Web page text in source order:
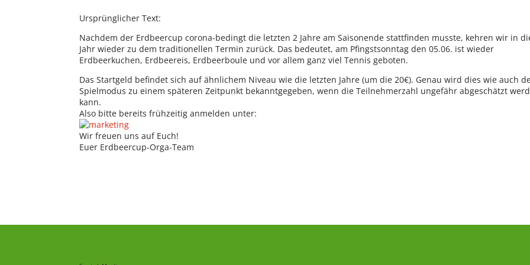
Ursprünglicher Text:
Nachdem der Erdbeercup corona-bedingt die letzten 2 Jahre am Saisonende stattfinden musste, kehren wir in
Jahr wieder zu dem traditionellen Termin zurück. Das bedeutet, am Pfingstsonntag den 05.06. ist wieder
Erdbeerkuchen, Erdbeereis, Erdbeerboule und vor allem ganz viel Tennis geboten.
Das Startgeld befindet sich auf ähnlichem Niveau wie die letzten Jahre (um die 20€). Genau wird dies wie auch
Spielmodus zu einem späteren Zeitpunkt bekanntgegeben, wenn die Teilnehmerzahl ungefähr abgeschätzt
kann.
Also bitte bereits frühzeitig anmelden unter:
Wir freuen uns auf Euch!
Euer Erdbeercup-Orga-Team